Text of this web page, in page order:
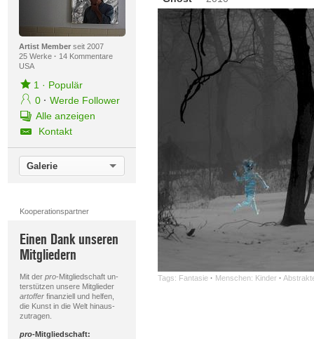
Fokus-Werke
Neue Werke – Auswahl
Alle neuen Werke
Artist Memberseit 2007
25 Werke · 14 Kommentare
USA
1 · Populär
0 · Werde Follower
Alle anzeigen
Kontakt
Galerie
Kooperationspartner
Einen Dank unseren
Mitgliedern
Mit der pro-Mitgliedschaft un-
terstützen unsere Mitglieder
artofferfinanziell und helfen,
die Kunst in die Welt hinaus-
zutragen.
pro-Mitgliedschaft:
Tags: Fantasie · Menschen: Kinder ·